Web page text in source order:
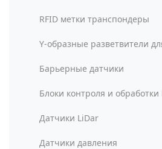
RFID метки транспондеры
Y-образные разветвители
Барьерные датчики
Блоки контроля и обработки
Датчики LiDar
Датчики давления